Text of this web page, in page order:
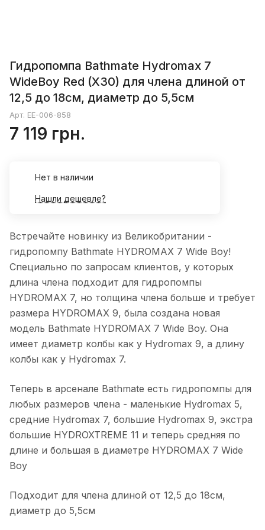
Гидропомпа Bathmate Hydromax 7
WideBoy Red (X30) для члена длиной от
12,5 до 18см, диаметр до 5,5см
Арт. EE-006-858
7 119 грн.
Нет в наличии
Нашли дешевле?
Встречайте новинку из Великобритании -
гидропомпу Bathmate HYDROMAX 7 Wide Boy!
Специально по запросам клиентов, у которых
длина члена подходит для гидропомпы
HYDROMAX 7, но толщина члена больше и требует
размера HYDROMAX 9, была создана новая
модель Bathmate HYDROMAX 7 Wide Boy. Она
имеет диаметр колбы как у Hydromax 9, а длину
колбы как у Hydromax 7.
Теперь в арсенале Bathmate есть гидропомпы для
любых размеров члена - маленькие Hydromax 5,
средние Hydromax 7, большие Hydromax 9, экстра
большие HYDROXTREME 11 и теперь средняя по
длине и большая в диаметре HYDROMAX 7 Wide
Boy
Подходит для члена длиной от 12,5 до 18см,
диаметр до 5,5см